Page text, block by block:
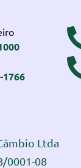
1766
Ltda
0001-08